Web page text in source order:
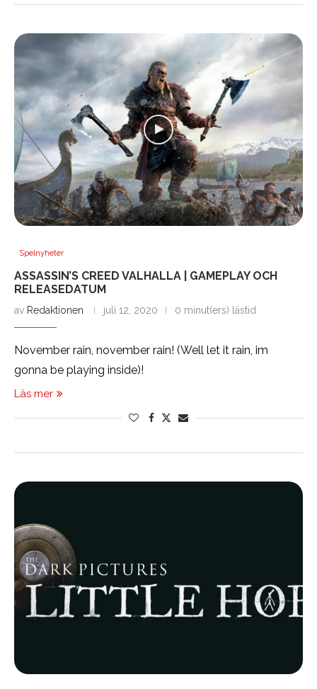
Spelnyheter
ASSASSIN’S CREED VALHALLA | GAMEPLAY OCH
RELEASEDATUM
av Redaktionen juli 12, 2020 0 minut(ers) lästid
November rain, november rain! (Well let it rain, im
gonna be playing inside)!
Läs mer